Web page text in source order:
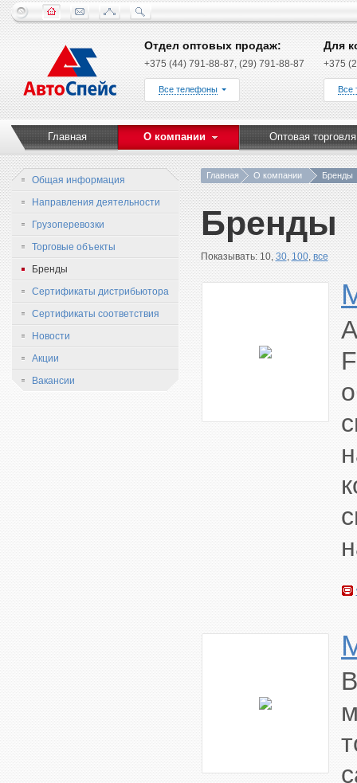
Отдел оптовых продаж:
+375 (44) 791-88-87, (29) 791-88-87
Все телефоны
Для
+375
Все
Главная О компании Оптовая торговля
Общая информация
Направления деятельности
Грузоперевозки
Торговые объекты
Бренды
Сертификаты дистрибьютора
Сертификаты соответствия
Новости
Акции
Вакансии
Главная О компании Бренды
Бренды
Показывать: 10,30,100,все